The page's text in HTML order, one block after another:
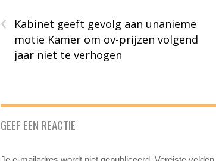
‹
Kabinet geeft gevolg aan unanieme
motie Kamer om ov-prijzen volgend
jaar niet te verhogen
GEEF EEN REACTIE